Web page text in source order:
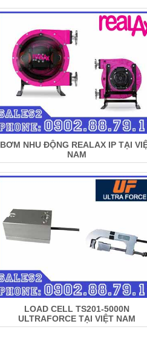
BƠM NHU ĐỘNG REALAX IP TẠI
NAM
LOAD CELL TS201-5000N
ULTRAFORCE TẠI VIỆT NAM